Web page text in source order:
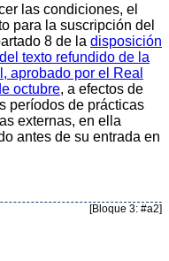
las condiciones, el
para la suscripción del
8 de la disposición
texto refundido de la
aprobado por el Real
octubre, a efectos de
períodos de prácticas
externas, en ella
antes de su entrada en
[Bloque 3: #a2]